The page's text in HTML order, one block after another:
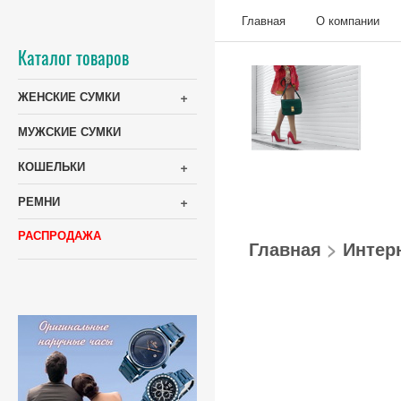
Главная О компании
Каталог товаров
+
ЖЕНСКИЕ СУМКИ
МУЖСКИЕ СУМКИ
+
КОШЕЛЬКИ
+
РЕМНИ
РАСПРОДАЖА Главная >